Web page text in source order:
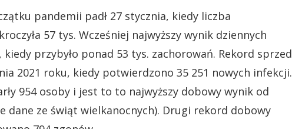
pandemii padł 27 stycznia, kiedy liczba
57 tys. Wcześniej najwyższy wynik dziennych
przybyło ponad 53 tys. zachorowań. Rekord sprzed
2021 roku, kiedy potwierdzono 35 251 nowych infekcji.
954 osoby i jest to to najwyższy dobowy wynik od
dane ze świąt wielkanocnych). Drugi rekord dobowy